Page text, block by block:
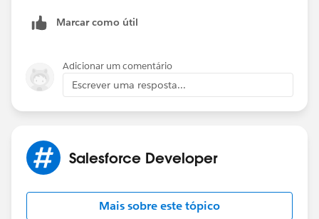
Marcar como útil
Adicionar um comentário
Escrever uma resposta...
Salesforce Developer
Mais sobre este tópico